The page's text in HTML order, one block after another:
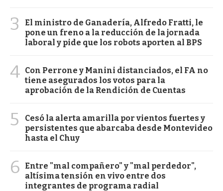
3
El ministro de Ganadería, Alfredo Fratti, le
pone un freno a la reducción de la jornada
laboral y pide que los robots aporten al BPS
4 Con Perrone y Manini distanciados, el FA no
tiene asegurados los votos para la
aprobación de la Rendición de Cuentas
5
Cesó la alerta amarilla por vientos fuertes y
persistentes que abarcaba desde Montevideo
hasta el Chuy
6
Entre "mal compañero" y "mal perdedor",
altísima tensión en vivo entre dos
integrantes de programa radial